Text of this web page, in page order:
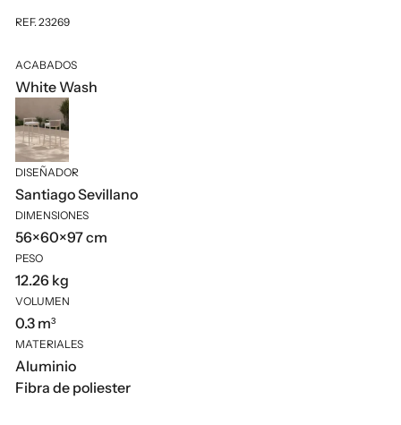
REF. 23269
ACABADOS
White Wash
DISEÑADOR
Santiago Sevillano
DIMENSIONES
56×60×97 cm
PESO
12.26 kg
VOLUMEN
0.3 m³
MATERIALES
Aluminio
Fibra de poliester